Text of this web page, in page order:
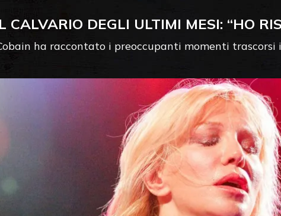
CALVARIO DEGLI ULTIMI MESI: “HO
ha raccontato i preoccupanti momenti trascorsi